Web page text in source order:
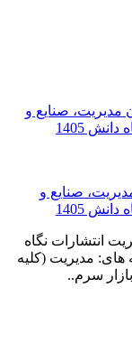
مدیریت، صنایع و
1405
انتشارات نگاه
مدیریت (کلیه
سرم..